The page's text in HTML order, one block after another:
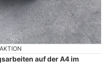
auf der A4 im